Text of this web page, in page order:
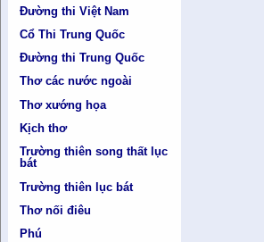
Đường thi Việt Nam
Cổ Thi Trung Quốc
Đường thi Trung Quốc
Thơ các nước ngoài
Thơ xướng họa
Kịch thơ
Trường thiên song thất lục
bát
Trường thiên lục bát
Thơ nối điêu
Phú